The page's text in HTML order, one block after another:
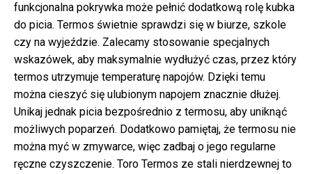
funkcjonalna pokrywka może pełnić dodatkową rolę kubka
do picia. Termos świetnie sprawdzi się w biurze, szkole
czy na wyjeździe. Zalecamy stosowanie specjalnych
wskazówek, aby maksymalnie wydłużyć czas, przez który
termos utrzymuje temperaturę napojów. Dzięki temu
można cieszyć się ulubionym napojem znacznie dłużej.
Unikaj jednak picia bezpośrednio z termosu, aby uniknąć
możliwych poparzeń. Dodatkowo pamiętaj, że termosu nie
można myć w zmywarce, więc zadbaj o jego regularne
ręczne czyszczenie. Toro Termos ze stali nierdzewnej to